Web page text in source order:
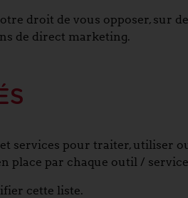
droit de vous opposer, sur
de direct marketing.
services pour traiter, utiliser
par chaque outil /
cette liste.